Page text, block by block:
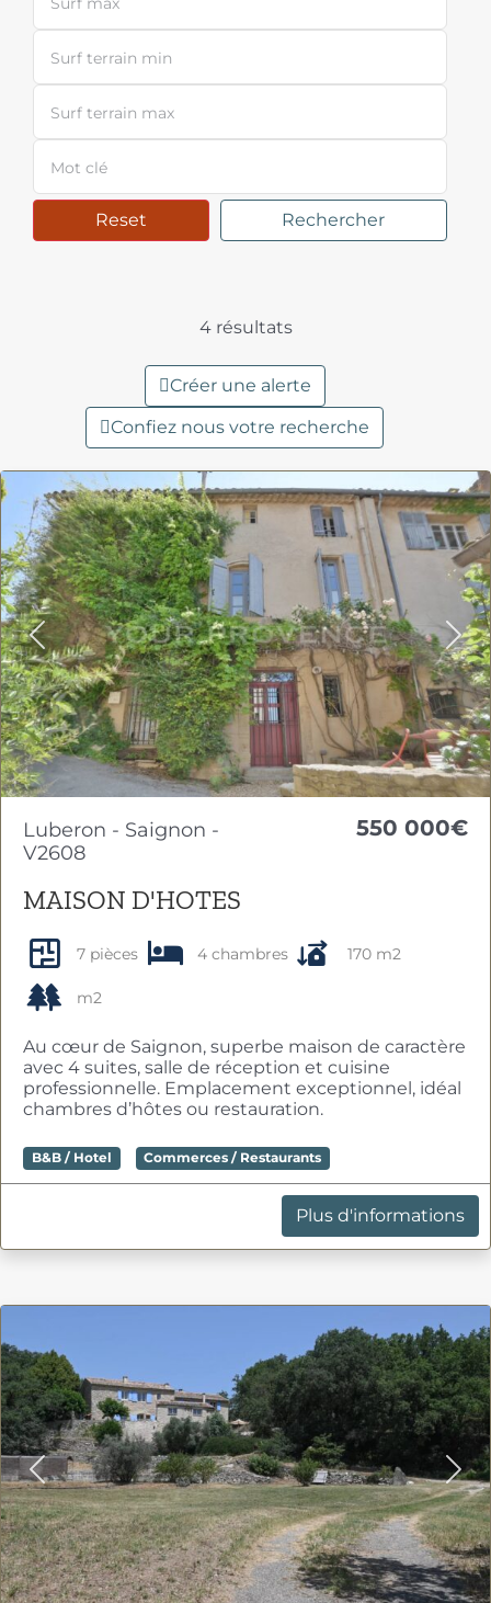
Reset Rechercher
4 résultats
Créer une alerte
Confiez nous votre recherche
Previous
Luberon - Saignon -
V2608
550 000€
MAISON D'HOTES
7 pièces 4 chambres 170 m2
m2
Au cœur de Saignon, superbe maison de caractère
avec 4 suites, salle de réception et cuisine
professionnelle. Emplacement exceptionnel, idéal
chambres d’hôtes ou restauration.
B&B / Hotel Commerces / Restaurants
Plus d'informations
Previous